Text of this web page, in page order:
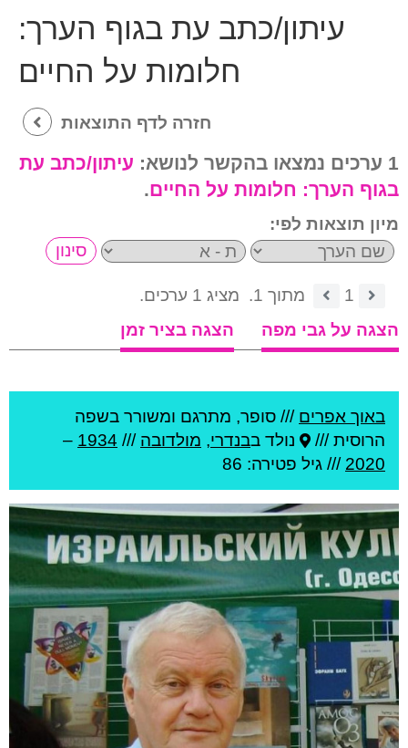
עיתון/כתב עת בגוף הערך:
חלומות על החיים
חזרה לדף התוצאות
1 ערכים נמצאו בהקשר לנושא:
עיתון/כתב עת
בגוף הערך: חלומות על החיים.
מיון תוצאות לפי:
1 מתוך 1.
מציג 1 ערכים.
הצגה על גבי מפה
הצגה בציר זמן
באוך אפרים /// סופר, מתרגם ומשורר בשפה
הרוסית ///
נולד בבנדרי, מולדובה ///
1934
–
2020 /// גיל פטירה: 86